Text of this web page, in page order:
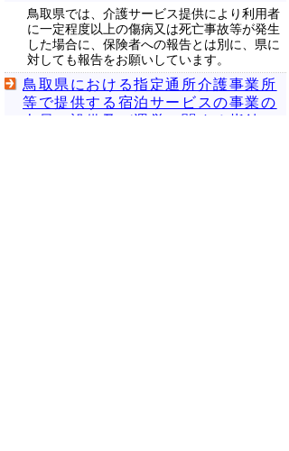
鳥取県では、介護サービス提供により利用者
に一定程度以上の傷病又は死亡事故等が発生
した場合に、保険者への報告とは別に、県に
対しても報告をお願いしています。
鳥取県における指定通所介護事業所
等で提供する宿泊サービスの事業の
人員、設備及び運営に関する指針